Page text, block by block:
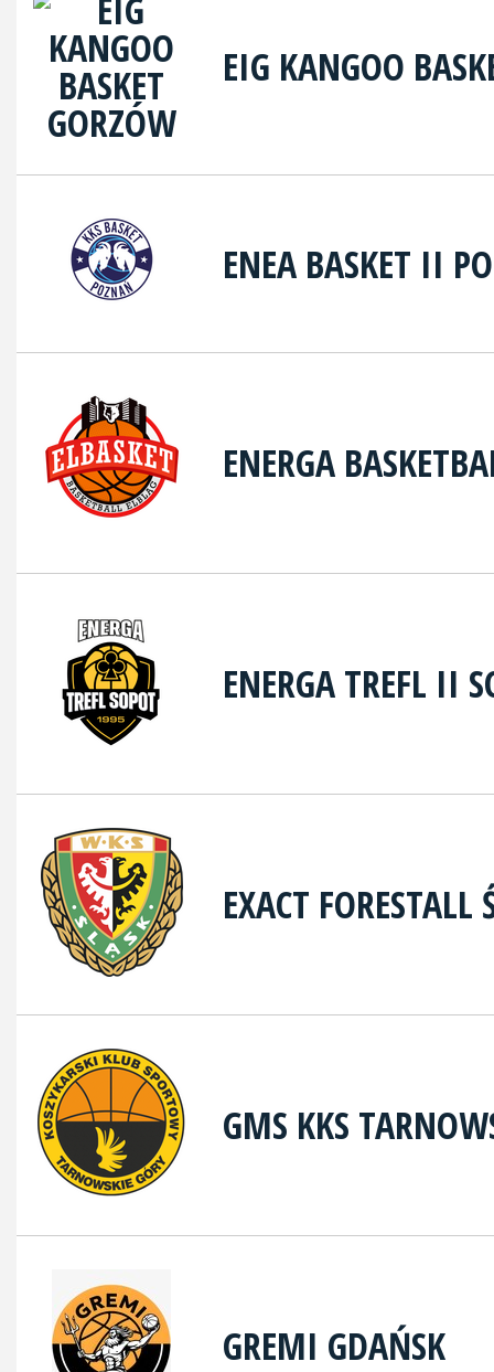
EIG KANGOO
ENEA BASKET II
ENERGA
ENERGA TREFL II
EXACT
GMS KKS
GREMI GDAŃSK